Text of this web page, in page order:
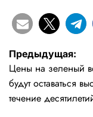
Навигация
по
записям
Предыдущая:
Цены на зеленый
будут оставаться
течение